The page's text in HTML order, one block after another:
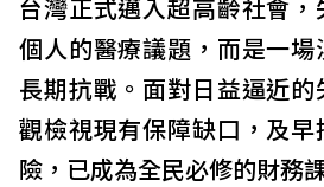
台灣正式邁入超高齡社會
個人的醫療議題，而是一
長期抗戰。面對日益逼近
觀檢視現有保障缺口，及
險，已成為全民必修的財務